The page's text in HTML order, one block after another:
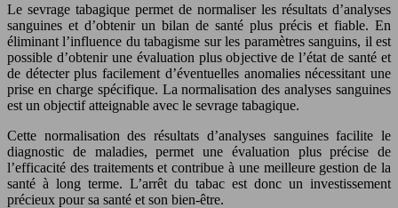
Le sevrage tabagique permet de normaliser les résultats d’analyses
sanguines et d’obtenir un bilan de santé plus précis et fiable. En
éliminant l’influence du tabagisme sur les paramètres sanguins, il est
possible d’obtenir une évaluation plus objective de l’état de santé et
de détecter plus facilement d’éventuelles anomalies nécessitant une
prise en charge spécifique. La normalisation des analyses sanguines
est un objectif atteignable avec le sevrage tabagique.
Cette normalisation des résultats d’analyses sanguines facilite le
diagnostic de maladies, permet une évaluation plus précise de
l’efficacité des traitements et contribue à une meilleure gestion de la
santé à long terme. L’arrêt du tabac est donc un investissement
précieux pour sa santé et son bien-être.